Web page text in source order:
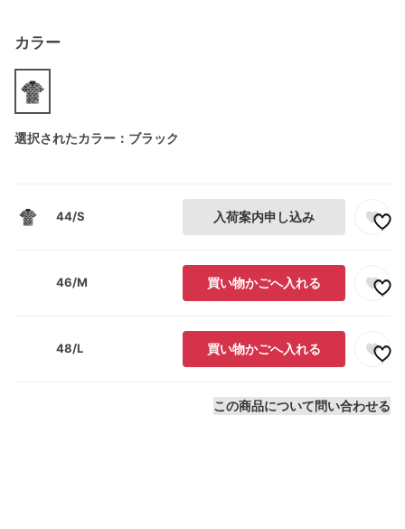
カラー
選択されたカラー：ブラック
44/S 入荷案内申し込み
46/M 買い物かごへ入れる
48/L 買い物かごへ入れる
この商品について問い合わせる